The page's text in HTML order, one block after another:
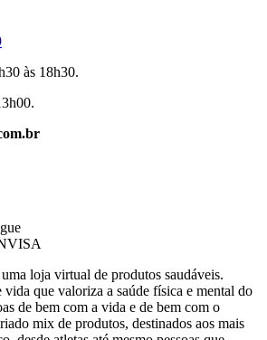
às 18h30.
loja virtual de produtos saudáveis.
que valoriza a saúde física e mental do
de bem com a vida e de bem com o
mix de produtos, destinados aos mais